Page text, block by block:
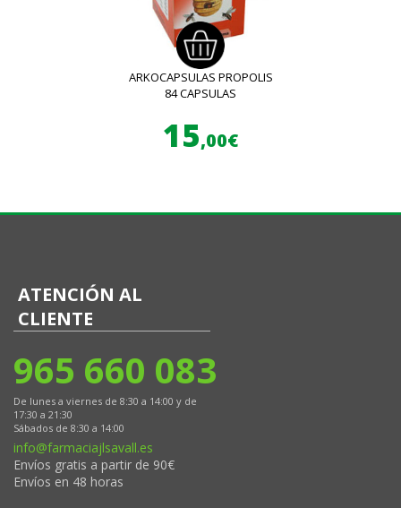
ARKOCAPSULAS PROPOLIS
84 CAPSULAS
15,00€
ATENCIÓN AL
CLIENTE
965 660 083
De lunes a viernes de 8:30 a 14:00 y de
17:30 a 21:30
Sábados de 8:30 a 14:00
info@farmaciajlsavall.es
Envíos gratis a partir de 90€
Envíos en 48 horas